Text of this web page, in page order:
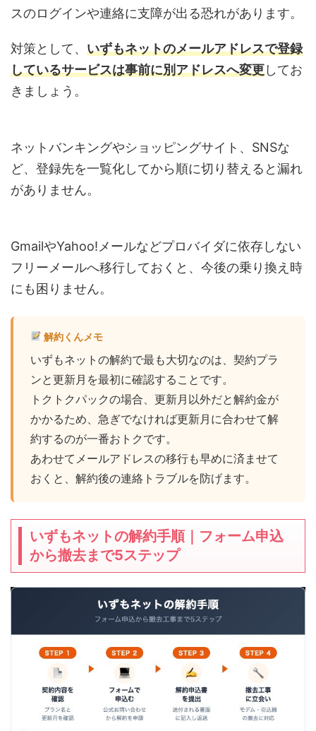
スのログインや連絡に支障が出る恐れがあります。
対策として、 いずもネットのメールアドレスで登録
しているサービスは事前に別アドレスへ変更してお
きましょう。
ネットバンキングやショッピングサイト、SNSな
ど、登録先を一覧化してから順に切り替えると漏れ
がありません。
GmailやYahoo!メールなどプロバイダに依存しない
フリーメールへ移行しておくと、今後の乗り換え時
にも困りません。
解約くんメモ
いずもネットの解約で最も大切なのは、契約プラ
ンと更新月を最初に確認することです。
トクトクパックの場合、更新月以外だと解約金が
かかるため、急ぎでなければ更新月に合わせて解
約するのが一番おトクです。
あわせてメールアドレスの移行も早めに済ませて
おくと、解約後の連絡トラブルを防げます。
いずもネットの解約手順｜フォーム申込
から撤去まで5ステップ